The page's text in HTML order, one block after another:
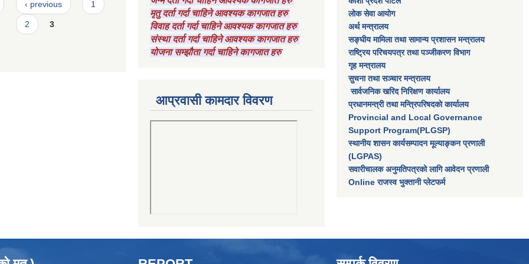
‹ previous 1
2 3
मृतु दर्ता गर्दा चाहिने आवश्यक कागजात हरु
विवाह दर्ता गर्दा चाहिने आवश्यक कागजात हरु
संस्था दर्ता गर्दा चाहिने आवश्यक कागजात हरु
योजना सम्झौता गर्दा चाहिने कागजात हरु
आप्रवासी कामदार विवरण
लाेक सेवा आयाेग
अर्थ मन्त्रालय
सङ्घीय मामिला तथा सामान्य प्रशासन मन्त्रालय
राष्‍ट्रिय परिचयपत्र तथा पञ्‍जीकरण विभाग
गृह मन्त्रालय
सुचना तथा सञ्चार मन्त्रालय
सार्वजनिक खरिद निरिक्षण कार्यालय
प्रधानमन्त्री तथा मन्त्रिपरिषदकाे कार्यालय
Provincial and Local Governance
Support Program(PLGSP)
स्थानीय शासन कार्यसम्पादन मूल्याङ्कन प्रणाली
(LGPAS)
सवारीचालक अनुमतिपत्रको लागि आवेदन प्रणाली
Online राजस्व भुक्तानी प्लेटफर्म